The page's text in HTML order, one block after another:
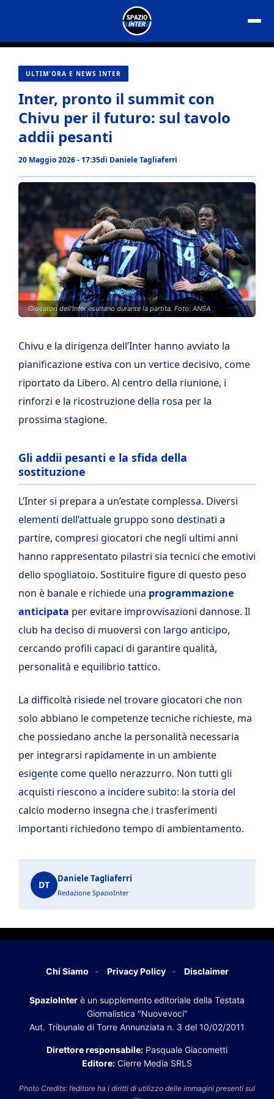
contenuto
ULTIM'ORA E NEWS INTER
Inter, pronto il summit con
Chivu per il futuro: sul tavolo
addii pesanti
20 Maggio 2026 - 17:35di Daniele Tagliaferri
Giocatori dell'Inter esultano durante la partita. Foto: ANSA
Chivu e la dirigenza dell’Inter hanno avviato la
pianificazione estiva con un vertice decisivo, come
riportato da Libero. Al centro della riunione, i
rinforzi e la ricostruzione della rosa per la
prossima stagione.
Gli addii pesanti e la sfida della
sostituzione
L’Inter si prepara a un’estate complessa. Diversi
elementi dell’attuale gruppo sono destinati a
partire, compresi giocatori che negli ultimi anni
hanno rappresentato pilastri sia tecnici che emotivi
dello spogliatoio. Sostituire figure di questo peso
non è banale e richiede una programmazione
anticipata per evitare improvvisazioni dannose. Il
club ha deciso di muoversi con largo anticipo,
cercando profili capaci di garantire qualità,
personalità e equilibrio tattico.
La difficoltà risiede nel trovare giocatori che non
solo abbiano le competenze tecniche richieste, ma
che possiedano anche la personalità necessaria
per integrarsi rapidamente in un ambiente
esigente come quello nerazzurro. Non tutti gli
acquisti riescono a incidere subito: la storia del
calcio moderno insegna che i trasferimenti
importanti richiedono tempo di ambientamento.
DT
Daniele Tagliaferri
Redazione SpazioInter
Chi Siamo Privacy Policy Disclaimer
SpazioInter è un supplemento editoriale della Testata
Giornalistica "Nuovevoci"
Aut. Tribunale di Torre Annunziata n. 3 del 10/02/2011
Direttore responsabile: Pasquale Giacometti
Editore: Cierre Media SRLS
Photo Credits: l’editore ha i diritti di utilizzo delle immagini presenti sul